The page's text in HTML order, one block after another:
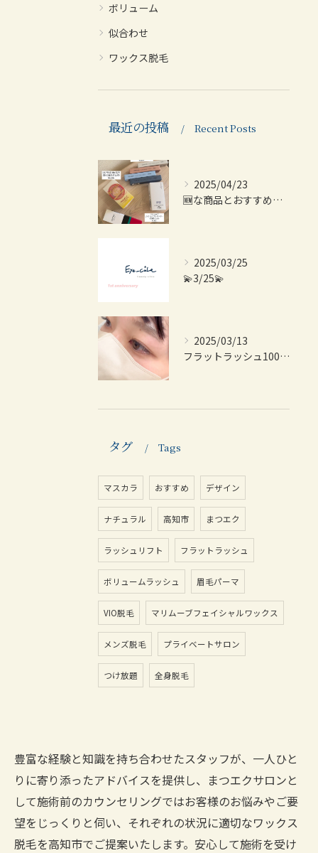
ボリューム
似合わせ
ワックス脱毛
最近の投稿 Recent Posts
2025/04/23
🆕な商品とおすすめ商品紹介💫
2025/03/25
💫3/25💫
2025/03/13
フラットラッシュ100本👀
タグ Tags
マスカラ おすすめ デザイン
ナチュラル 高知市 まつエク
ラッシュリフト フラットラッシュ
ボリュームラッシュ 眉毛パーマ
VIO脱毛 マリムーブフェイシャルワックス
メンズ脱毛 プライベートサロン
つけ放題 全身脱毛
豊富な経験と知識を持ち合わせたスタッフが、一人ひと
りに寄り添ったアドバイスを提供し、まつエクサロンと
して施術前のカウンセリングではお客様のお悩みやご要
望をじっくりと伺い、それぞれの状況に適切なワックス
脱毛を高知市でご提案いたします。安心して施術を受け